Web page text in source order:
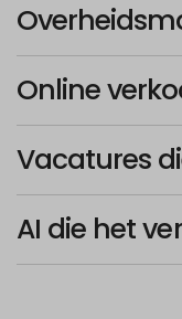
Online
Vacatures
AI die het